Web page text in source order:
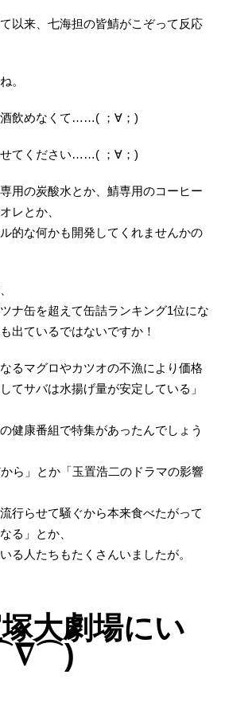
以来、七海担の皆鯖がこぞって反応
。
酒飲めなくて……( ；∀；)
せてください……( ；∀；)
用の炭酸水とか、鯖専用のコーヒー
レとか、
的な何かも開発してくれませんかの
ナ缶を超えて缶詰ランキング1位にな
出ているではないですか！
るマグロやカツオの不漁により価格
てサバは水揚げ量が安定している」
健康番組で特集があったんでしょう
から」とか「玉置浩二のドラマの影響
行らせて騒ぐから本来食べたがって
る」とか、
る人たちもたくさんいましたが。
大劇場にい